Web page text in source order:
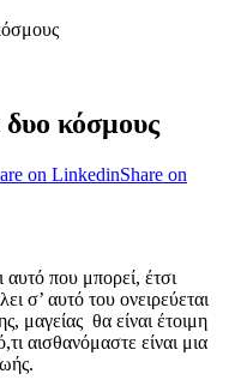
κόσμους
on LinkedinShare on
που μπορεί, έτσι
σ’ αυτό του ονειρεύεται
μαγείας θα είναι έτοιμη
αισθανόμαστε είναι μια